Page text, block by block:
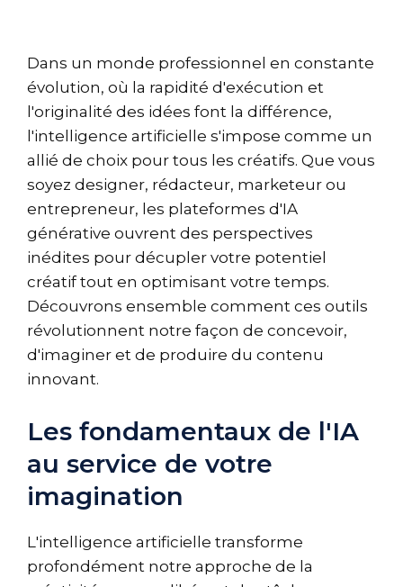
Dans un monde professionnel en constante
évolution, où la rapidité d'exécution et
l'originalité des idées font la différence,
l'intelligence artificielle s'impose comme un
allié de choix pour tous les créatifs. Que vous
soyez designer, rédacteur, marketeur ou
entrepreneur, les plateformes d'IA
générative ouvrent des perspectives
inédites pour décupler votre potentiel
créatif tout en optimisant votre temps.
Découvrons ensemble comment ces outils
révolutionnent notre façon de concevoir,
d'imaginer et de produire du contenu
innovant.
Les fondamentaux de l'IA
au service de votre
imagination
L'intelligence artificielle transforme
profondément notre approche de la